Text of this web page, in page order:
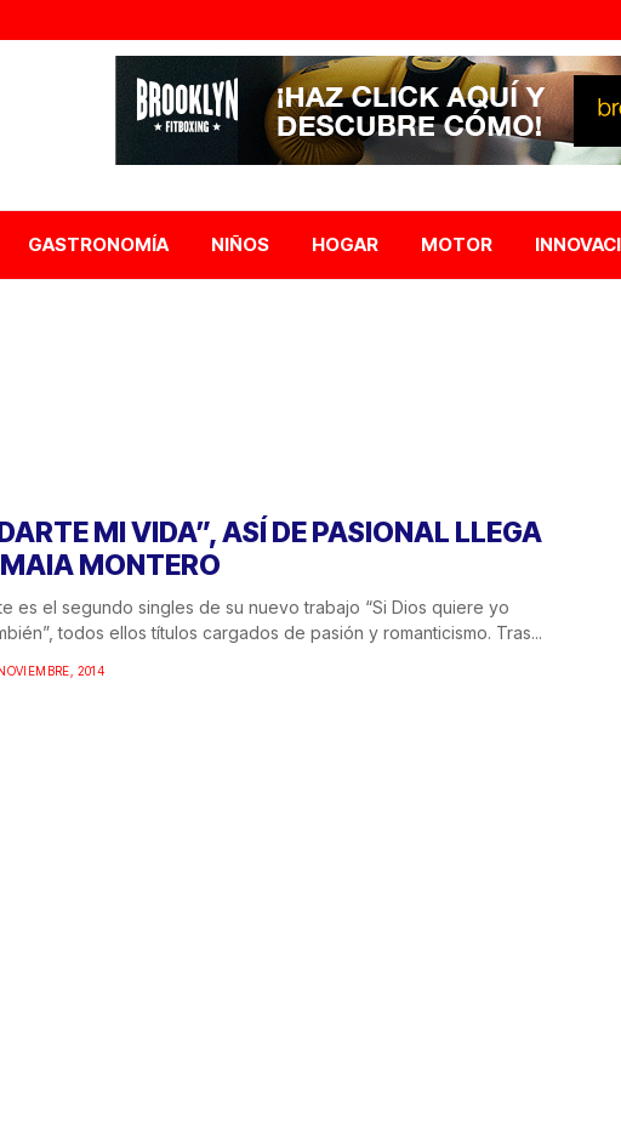
GASTRONOMÍA NIÑOS HOGAR MOTOR
MI VIDA”, ASÍ DE PASIONAL LLEGA
MONTERO
es el segundo singles de su nuevo trabajo “Si Dios quiere yo
todos ellos títulos cargados de pasión y romanticismo. Tras...
2014